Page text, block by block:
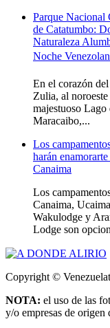
Parque Nacional
de Catatumbo:
Naturaleza
Noche
En el corazón del
Zulia, al noroeste
majestuoso Lago
Maracaibo,...
Los
harán enamorarte
Canaima
Los
Canaima,
Wakulodge y
Lodge son
Copyright ©
NOTA: el uso de las
y/o empresas de origen